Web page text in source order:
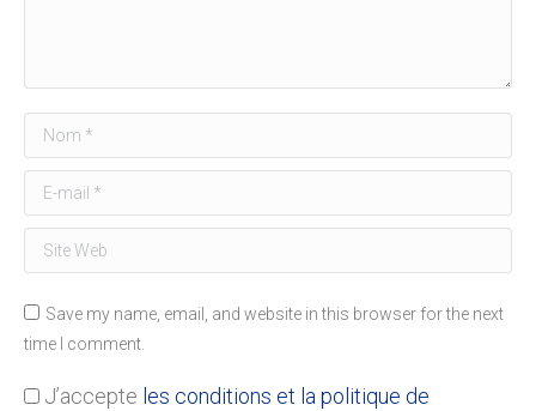
Nom *
E-mail *
Site Web
Save my name, email, and website in this browser for the next
time I comment.
J’accepte les conditions et la politique de